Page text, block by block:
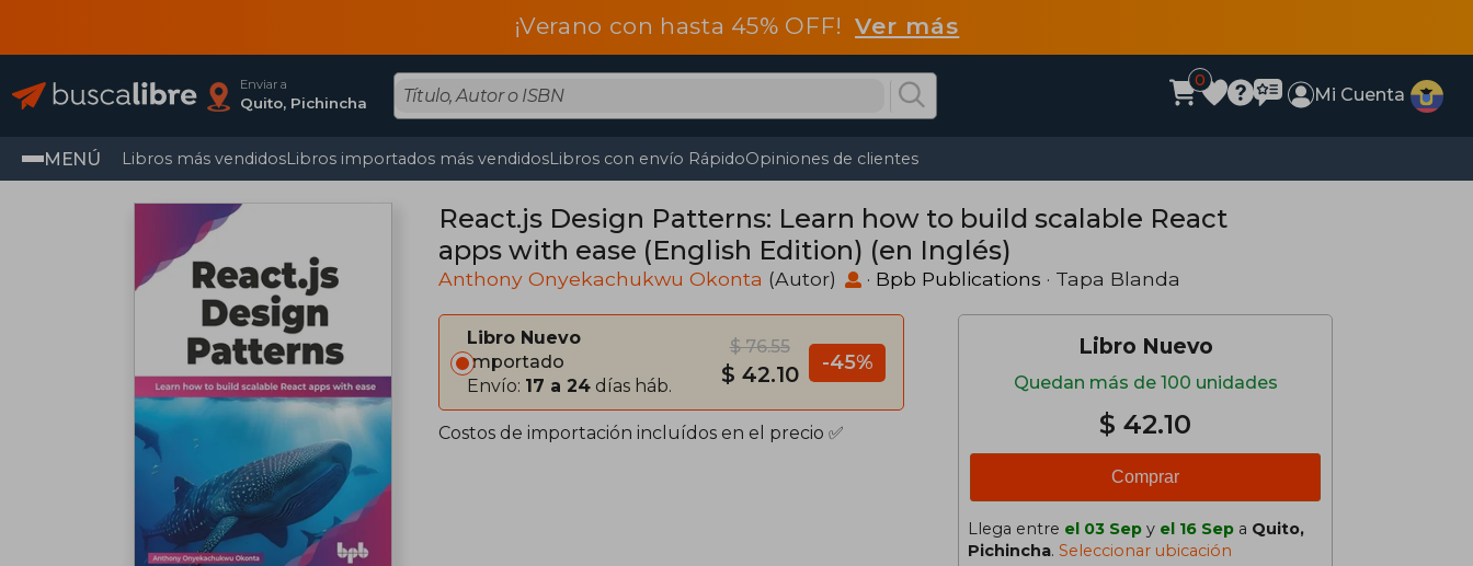
¡Verano con hasta 45% OFF!Ver más
Enviar a
Quito, Pichincha
0
Mi Cuenta
MENÚ Libros más vendidosLibros importados más vendidosLibros con envío RápidoOpiniones de clientes
React.js Design Patterns: Learn how to build scalable React
apps with ease (English Edition) (en Inglés)
Anthony Onyekachukwu Okonta (Autor) · Bpb Publications · Tapa Blanda
Libro Nuevo
Importado
Envío: 17 a 24 días háb.
$ 76.55
$ 42.10 -45%
Costos de importación incluídos en el precio ✅
Libro Nuevo
Quedan más de 100 unidades
$ 42.10
Comprar
Llega entre el 03 Sep y el 16 Sep a Quito,
Pichincha. Seleccionar ubicación